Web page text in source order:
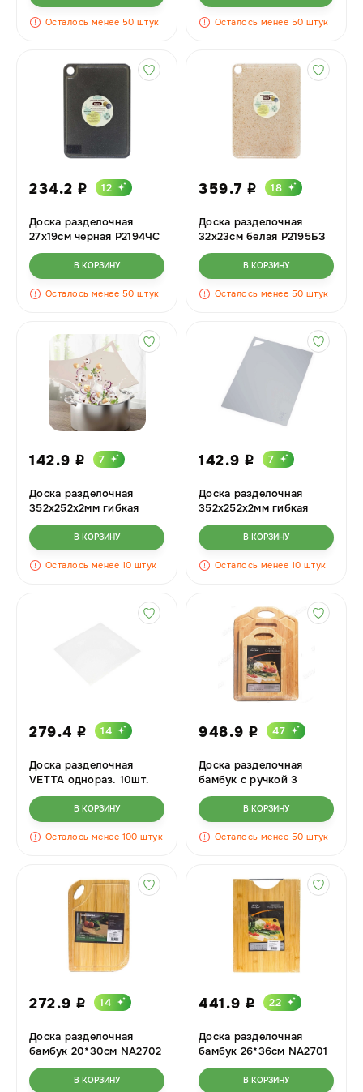
Осталось менее 50 штук Осталось менее 50 штук
234.2 i 12
Доска разделочная
27х19см черная Р2194ЧС
х10
В КОРЗИНУ
Осталось менее 50 штук
359.7 i 18
Доска разделочная
32х23см белая Р2195БЗ
х10
В КОРЗИНУ
Осталось менее 50 штук
142.9 i 7
Доска разделочная
352х252х2мм гибкая
Бежевый БШ8447
В КОРЗИНУ
Осталось менее 10 штук
142.9 i 7
Доска разделочная
352х252х2мм гибкая
Серый БШ8449
В КОРЗИНУ
Осталось менее 10 штук
279.4 i 14
Доска разделочная
VETTA однораз. 10шт.
24*25 438-009
В КОРЗИНУ
Осталось менее 100 штук
948.9 i 47
Доска разделочная
бамбук с ручкой 3
предмета
27х18см/33х23см/39х28см
В КОРЗИНУ
Осталось менее 50 штук
272.9 i 14
Доска разделочная
бамбук 20*30см NA2702
В КОРЗИНУ
441.9 i 22
Доска разделочная
бамбук 26*36см NA2701
В КОРЗИНУ